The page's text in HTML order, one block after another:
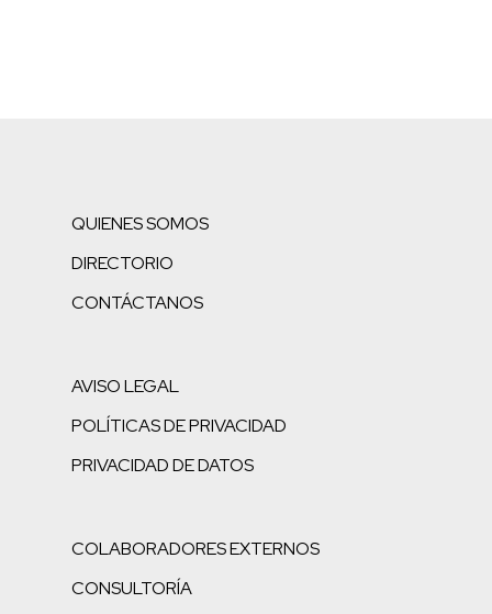
QUIENES SOMOS
DIRECTORIO
CONTÁCTANOS
AVISO LEGAL
POLÍTICAS DE PRIVACIDAD
PRIVACIDAD DE DATOS
COLABORADORES EXTERNOS
CONSULTORÍA